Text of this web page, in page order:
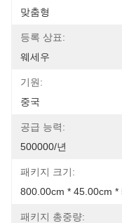
맞춤형
등록 상표:
웨세우
기원:
중국
공급 능력:
500000/년
패키지 크기:
800.00cm * 45.00cm *
패키지 총중량: